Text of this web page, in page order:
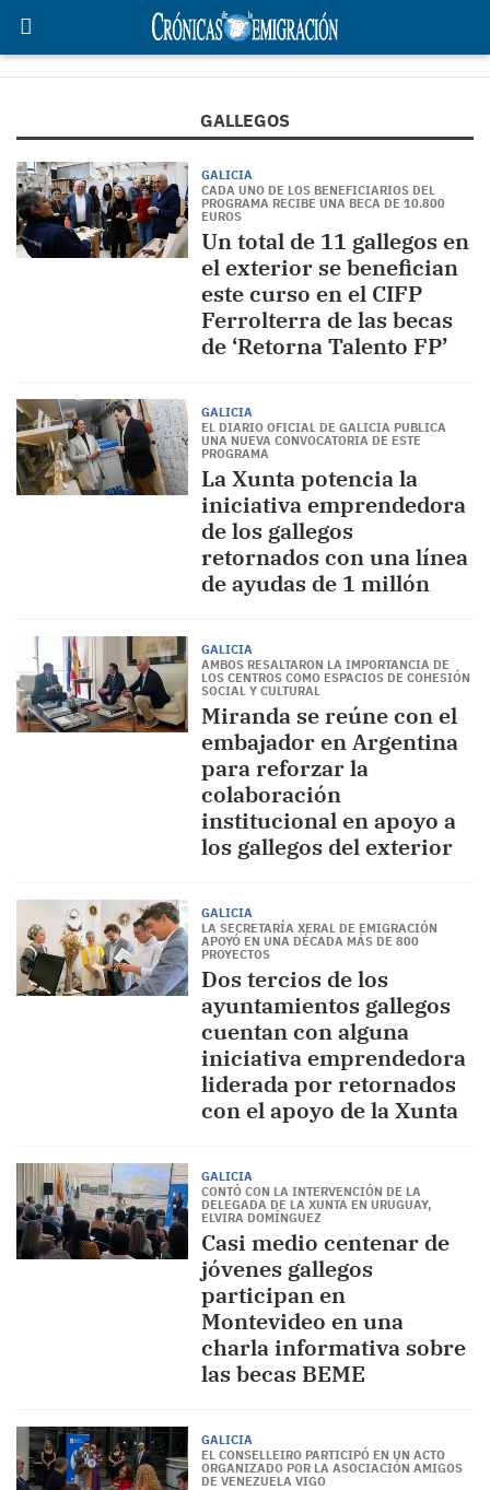
GALLEGOS
GALICIA
CADA UNO DE LOS BENEFICIARIOS DEL
PROGRAMA RECIBE UNA BECA DE 10.800
EUROS
Un total de 11 gallegos en
el exterior se benefician
este curso en el CIFP
Ferrolterra de las becas
de ‘Retorna Talento FP’
GALICIA
EL DIARIO OFICIAL DE GALICIA PUBLICA
UNA NUEVA CONVOCATORIA DE ESTE
PROGRAMA
La Xunta potencia la
iniciativa emprendedora
de los gallegos
retornados con una línea
de ayudas de 1 millón
GALICIA
AMBOS RESALTARON LA IMPORTANCIA DE
LOS CENTROS COMO ESPACIOS DE COHESIÓN
SOCIAL Y CULTURAL
Miranda se reúne con el
embajador en Argentina
para reforzar la
colaboración
institucional en apoyo a
los gallegos del exterior
GALICIA
LA SECRETARÍA XERAL DE EMIGRACIÓN
APOYÓ EN UNA DÉCADA MÁS DE 800
PROYECTOS
Dos tercios de los
ayuntamientos gallegos
cuentan con alguna
iniciativa emprendedora
liderada por retornados
con el apoyo de la Xunta
GALICIA
CONTÓ CON LA INTERVENCIÓN DE LA
DELEGADA DE LA XUNTA EN URUGUAY,
ELVIRA DOMÍNGUEZ
Casi medio centenar de
jóvenes gallegos
participan en
Montevideo en una
charla informativa sobre
las becas BEME
GALICIA
EL CONSELLEIRO PARTICIPÓ EN UN ACTO
ORGANIZADO POR LA ASOCIACIÓN AMIGOS
DE VENEZUELA VIGO